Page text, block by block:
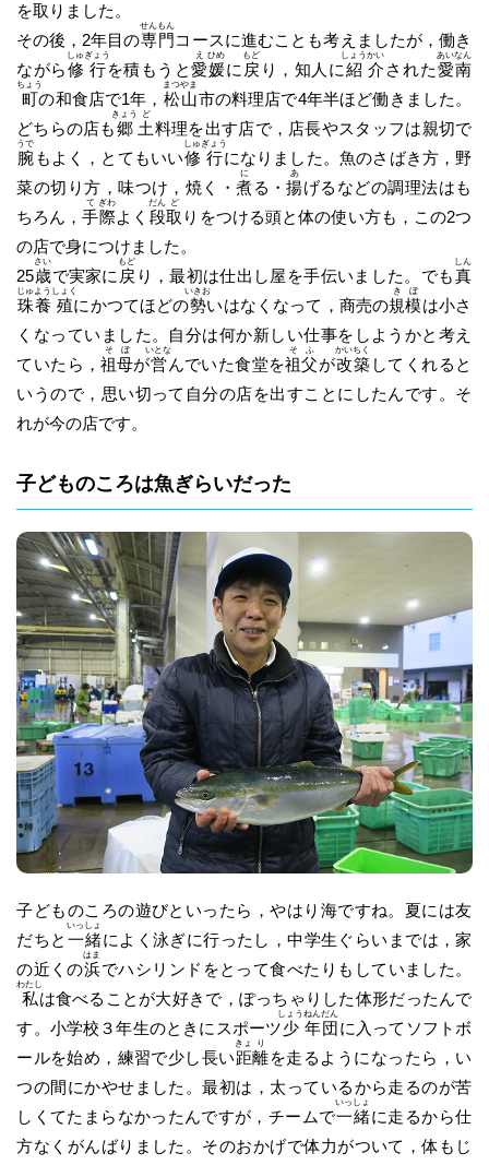
を取りました。
その後，2年目の専
せん
門
もん
コースに進むことも考えましたが，働き
ながら修
しゅ
行
ぎょう
を積もうと愛
え
媛
ひめ
に 戻
もど
り，知人に紹
しょう
介
かい
された愛
あい
南
なん
町
ちょう
の和食店で1年， 松
まつ
山
やま
市の料理店で4年半ほど働きました。
どちらの店も郷
きょう
土
ど
料理を出す店で，店長やスタッフは親切で
腕
うで
もよく，とてもいい修
しゅ
行
ぎょう
になりました。魚のさばき方，野
菜の切り方，味つけ，焼く・煮
に
る・揚
あ
げるなどの調理法はも
ちろん，手
て
際
ぎわ
よく 段
だん
取
ど
りをつける頭と体の使い方も，この2つ
の店で身につけました。
25歳
さい
で実家に 戻
もど
り，最初は仕出し屋を手伝いました。でも真
しん
珠
じゅ
養
よう
殖
しょく
にかつてほどの勢
いきお
いはなくなって，商売の規
き
模
ぼ
は小さ
くなっていました。自分は何か新しい仕事をしようかと考え
ていたら，祖
そ
母
ぼ
が営
いとな
んでいた食堂を祖
そ
父
ふ
が改
かい
築
ちく
してくれると
いうので，思い切って自分の店を出すことにしたんです。そ
れが今の店です。
子どものころは魚ぎらいだった
子どものころの遊びといったら，やはり海ですね。夏には友
だちと 一
いっ
緒
しょ
によく泳ぎに行ったし，中学生ぐらいまでは，家
の近くの浜
はま
でハシリンドをとって食べたりもしていました。
私
わたし
は食べることが大好きで，ぽっちゃりした体形だったんで
す。小学校３年生のときにスポーツ少
しょう
年
ねん
団
だん
に入ってソフトボ
ールを始め，練習で少し長い距
きょ
離
り
を走るようになったら，い
つの間にかやせました。最初は，太っているから走るのが苦
しくてたまらなかったんですが，チームで一
いっ
緒
しょ
に走るから仕
方なくがんばりました。そのおかげで体力がついて，体もじ